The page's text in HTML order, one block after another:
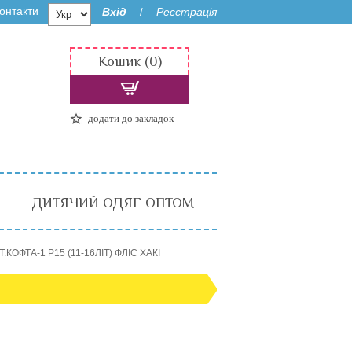
Вхід / Реєстрація
Кошик (0)
додати до закладок
ДИТЯЧИЙ ОДЯГ ОПТОМ
1 P15 (11-16ЛІТ) ФЛІС ХАКІ